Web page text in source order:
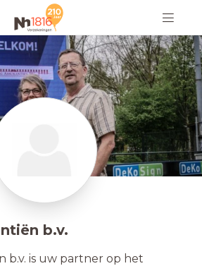
b.v.
b.v. is uw partner op het